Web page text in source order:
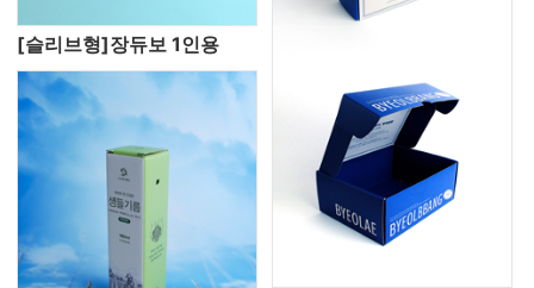
[슬리브형]장듀보 1인용